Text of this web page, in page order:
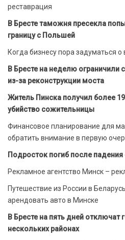
реставрация
В Бресте таможня пресекла
границу с Польшей
Когда бизнесу пора задуматься о
В Бресте на неделю ограничили
из-за реконструкции моста
Житель Пинска получил более
убийство сожительницы
Финансовое планирование для
обратить внимание в первую
Подросток погиб после
Рекламное агентство Минск –
Путешествие из России в
арендовать авто в Минске
В Бресте на пять дней отключат
нескольких районах